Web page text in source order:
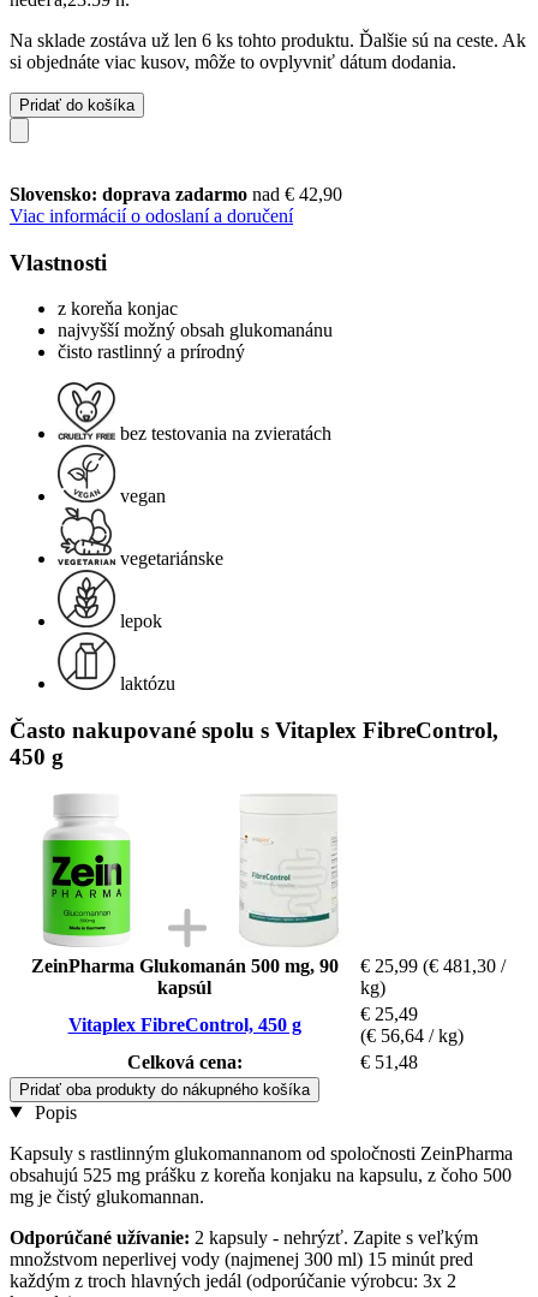
Na sklade zostáva už len 6 ks tohto produktu. Ďalšie sú na ceste. Ak
si objednáte viac kusov, môže to ovplyvniť dátum dodania.
Pridať do košíka
Slovensko: doprava zadarmo nad € 42,90
Viac informácií o odoslaní a doručení
Vlastnosti
z koreňa konjac
najvyšší možný obsah glukomanánu
čisto rastlinný a prírodný
bez testovania na zvieratách
vegan
vegetariánske
lepok
laktózu
Často nakupované spolu s Vitaplex FibreControl,
450 g
ZeinPharma Glukomanán 500 mg, 90
kapsúl
€ 25,99 (€ 481,30 /
kg)
Vitaplex FibreControl, 450 g
€ 25,49
(€ 56,64 / kg)
Celková cena:
€ 51,48
Pridať oba produkty do nákupného košíka
Popis
Kapsuly s rastlinným glukomannanom od spoločnosti ZeinPharma
obsahujú 525 mg prášku z koreňa konjaku na kapsulu, z čoho 500
mg je čistý glukomannan.
Odporúčané užívanie: 2 kapsuly - nehrýzť. Zapite s veľkým
množstvom neperlivej vody (najmenej 300 ml) 15 minút pred
každým z troch hlavných jedál (odporúčanie výrobcu: 3x 2